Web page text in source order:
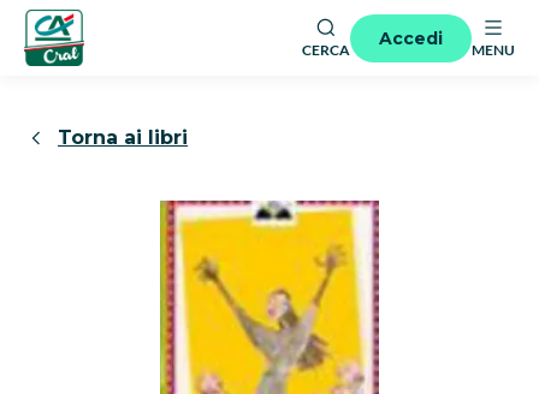
CERCA
Accedi
MENU
Torna ai libri